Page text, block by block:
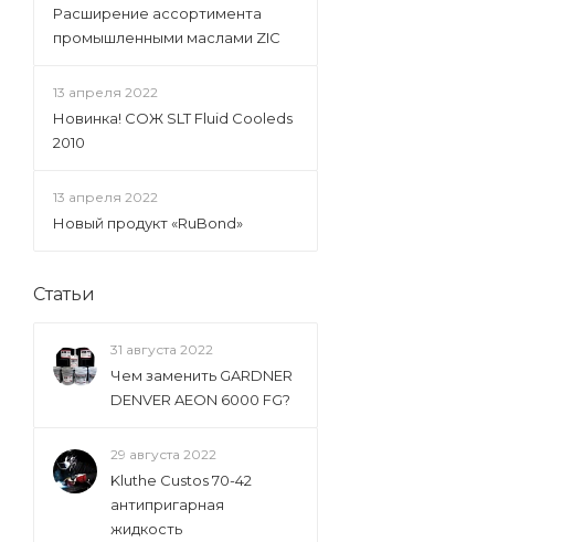
Расширение ассортимента
промышленными маслами ZIC
13 апреля 2022
Новинка! СОЖ SLT Fluid Cooleds
2010
13 апреля 2022
Новый продукт «RuBond»
Статьи
31 августа 2022
Чем заменить GARDNER
DENVER AEON 6000 FG?
29 августа 2022
Kluthe Custos 70-42
антипригарная
жидкость